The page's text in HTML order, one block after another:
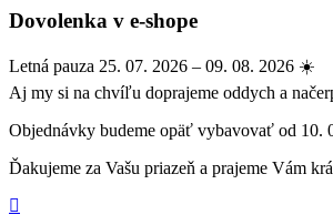
Dovolenka v e-shope
Letná pauza 25. 07. 2026 – 09. 08. 2026 ☀️
Aj my si na chvíľu doprajeme oddych a
Objednávky budeme opäť vybavovať od 10.
Ďakujeme za Vašu priazeň a prajeme Vám